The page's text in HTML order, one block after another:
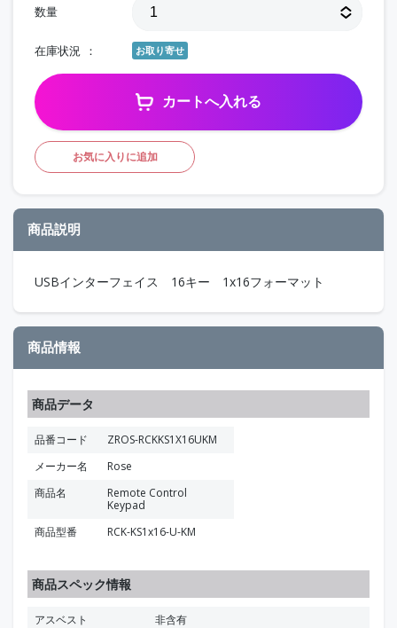
数量
在庫状況 お取り寄せ
カートへ入れる
お気に入りに追加
商品説明
USBインターフェイス 16キー 1x16フォーマット
商品情報
商品データ
品番コード
ZROS-RCKKS1X16UKM
メーカー名
Rose
商品名
Remote Control
Keypad
商品型番
RCK-KS1x16-U-KM
商品スペック情報
アスベスト
非含有